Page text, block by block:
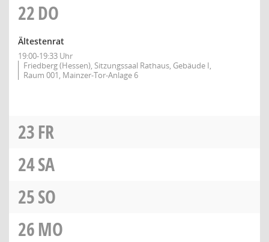
22DO
Ältestenrat
19:00-19:33 Uhr
Friedberg (Hessen), Sitzungssaal Rathaus, Gebäude I,
Raum 001, Mainzer-Tor-Anlage 6
23FR
24SA
25SO
26MO